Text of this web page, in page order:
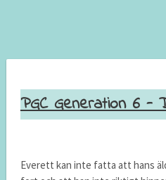
PGC Generation 6 -
Everett kan inte fatta att hans